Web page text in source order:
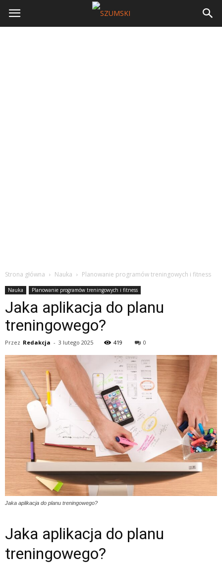
Strona główna Nauka Planowanie programów treningowych i fitness
Nauka Planowanie programów treningowych i fitness
Jaka aplikacja do planu
treningowego?
Przez Redakcja - 3 lutego 2025 419 0
Jaka aplikacja do planu treningowego?
Jaka aplikacja do planu
treningowego?